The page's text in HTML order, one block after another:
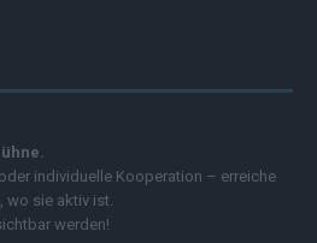
individuelle Kooperation – erreiche
wo sie aktiv ist.
werden!